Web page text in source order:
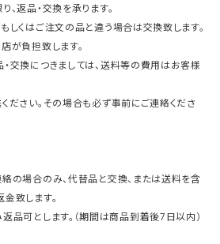
返品・交換を承ります。
くはご注文の品と違う場合は交換致します。
が負担致します。
交換につきましては、送料等の費用はお客様
ださい。その場合も必ず事前にご連絡くださ
の場合のみ、代替品と交換、または送料を含
致します。
品可とします。（期間は商品到着後7日以内）